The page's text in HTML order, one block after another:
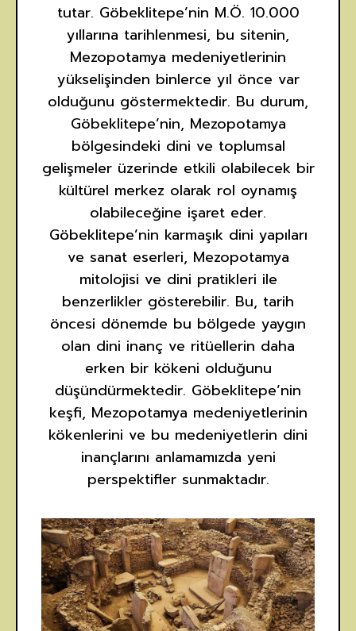
tutar. Göbeklitepe’nin M.Ö. 10.000
yıllarına tarihlenmesi, bu sitenin,
Mezopotamya medeniyetlerinin
yükselişinden binlerce yıl önce var
olduğunu göstermektedir. Bu durum,
Göbeklitepe’nin, Mezopotamya
bölgesindeki dini ve toplumsal
gelişmeler üzerinde etkili olabilecek bir
kültürel merkez olarak rol oynamış
olabileceğine işaret eder.
Göbeklitepe’nin karmaşık dini yapıları
ve sanat eserleri, Mezopotamya
mitolojisi ve dini pratikleri ile
benzerlikler gösterebilir. Bu, tarih
öncesi dönemde bu bölgede yaygın
olan dini inanç ve ritüellerin daha
erken bir kökeni olduğunu
düşündürmektedir. Göbeklitepe’nin
keşfi, Mezopotamya medeniyetlerinin
kökenlerini ve bu medeniyetlerin dini
inançlarını anlamamızda yeni
perspektifler sunmaktadır.